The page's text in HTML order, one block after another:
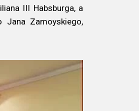
III Habsburga, a
Jana Zamoyskiego,